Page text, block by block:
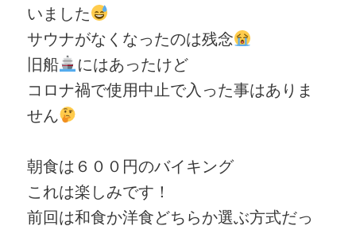
いました
サウナがなくなったのは残念
旧船
にはあったけど
コロナ禍で使用中止で入った事はありま
せん
朝食は６００円のバイキング
これは楽しみです！
前回は和食か洋食どちらか選ぶ方式だっ